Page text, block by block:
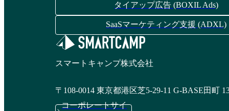
タイアップ広告 (BOXIL Ads)
SaaSマーケティング支援 (ADXL)
スマートキャンプ株式会社
〒108-0014 東京都港区芝5-29-11 G-BASE田町
コーポレートサイ